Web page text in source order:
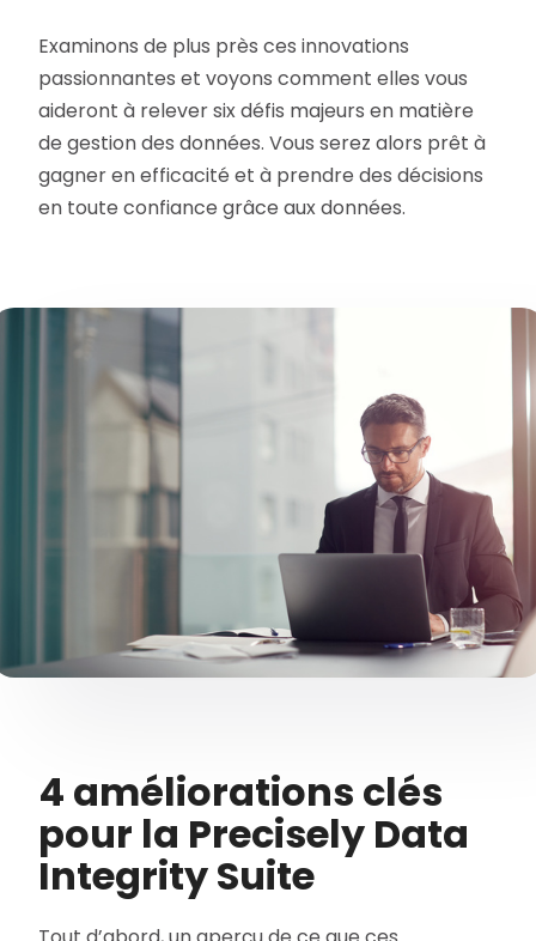
Examinons de plus près ces innovations
passionnantes et voyons comment elles vous
aideront à relever six défis majeurs en matière
de gestion des données. Vous serez alors prêt à
gagner en efficacité et à prendre des décisions
en toute confiance grâce aux données.
4 améliorations clés
pour la Precisely Data
Integrity Suite